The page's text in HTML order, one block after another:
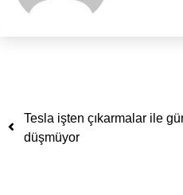
Yazı dolaşımı
Tesla işten çıkarmalar ile
düşmüyor